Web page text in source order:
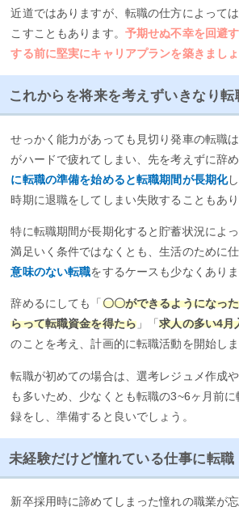
近道ではありますが、転職の仕方によって
こすこともあります。 予期せぬ不幸を回避
する前に堅実にキャリアプランを築きましょ
これからを将来を考えずいきなり転
せっかく能力があっても見切り発車の転職
がハードで疲れてしまい、先を考えずに辞
に転職の準備を始めると転職期間が長期化
時期に退職をしてしまい失敗することもあり
特に転職期間が長期化すると貯蓄状況によ
満足いく条件ではなくとも、生活のために
意味のない転職をするケースも少なくありま
辞めるにしても「 〇〇ができるようになっ
らって転職資金を得たら 」「求人の多い4月
のことを考え、計画的に転職活動を開始しま
転職が初めての場合は、選考レジュメ作成
も多いため、少なくとも転職の3~6ヶ月前
録をし、準備すると良いでしょう。
未経験だけど憧れている仕事に転職
新卒採用時に諦めてしまった憧れの職業が